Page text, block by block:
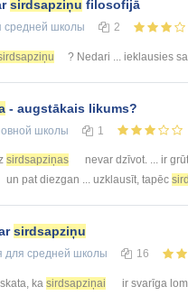
sirdsapziņu filosofijā
средней школы 2
? Nedari ... ieklausies
- augstākais likums?
школы 1
sirdsapziņas nevar dzīvot. ... ir
un pat diezgan ... uzklausīt, tapēc
sirdsapziņu
для средней школы 16
ka sirdsapziņai ir svarīga